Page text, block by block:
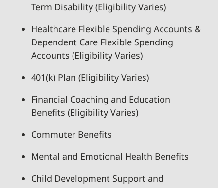
Term Disability (Eligibility Varies)
Healthcare Flexible Spending Accounts &
Dependent Care Flexible Spending
Accounts (Eligibility Varies)
401(k) Plan (Eligibility Varies)
Financial Coaching and Education
Benefits (Eligibility Varies)
Commuter Benefits
Mental and Emotional Health Benefits
Child Development Support and